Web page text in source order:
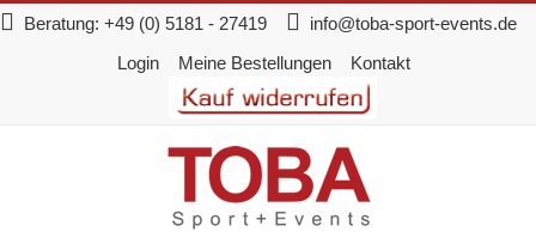
Beratung: +49 (0) 5181 - 27419
info@toba-sport-events.de
Login
Meine Bestellungen Kontakt